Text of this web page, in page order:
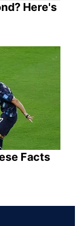
Here's
Facts